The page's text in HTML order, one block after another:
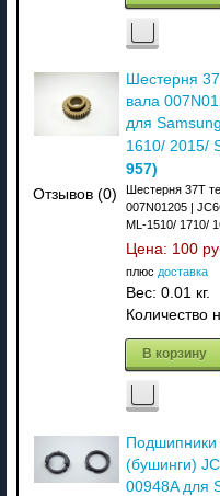
Отзывов (0)
Шестерня
вала
для
1610/ 2015/
957)
Шестерня 37T
007N01205 |
ML-1510/ 1710/
Цена: 100
плюс доставка
Вес: 0.01 кг.
Количество
В корзину
Подшипники
(бушинги)
00948A для